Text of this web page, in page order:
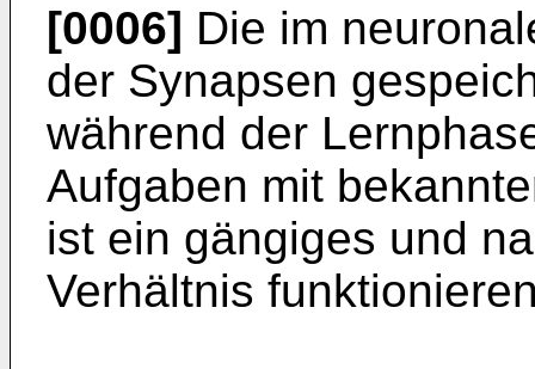
[0006] Die im
der Synapsen
während der
Aufgaben mit
ist ein gängiges und
Verhältnis